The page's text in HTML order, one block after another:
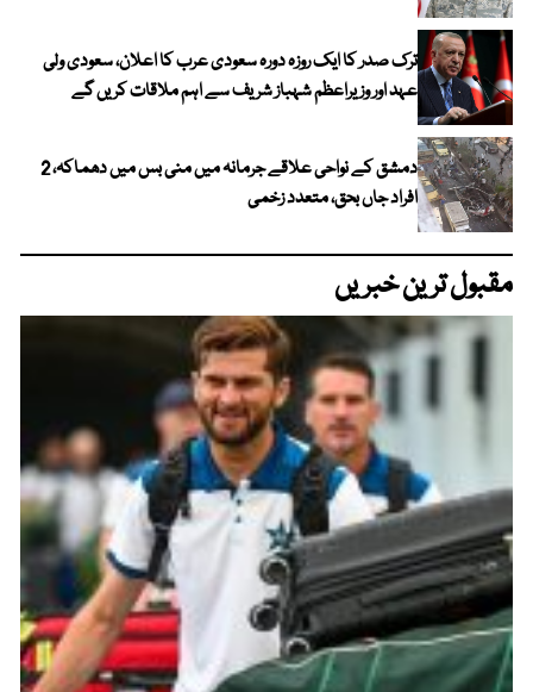
ترک صدر کا ایک روزہ دورہ سعودی عرب کا اعلان، سعودی ولی
عہد اور وزیراعظم شہباز شریف سے اہم ملاقات کریں گے
دمشق کے نواحی علاقے جرمانہ میں منی بس میں دھماکہ، 2
افراد جاں بحق، متعدد زخمی
مقبول ترین خبریں